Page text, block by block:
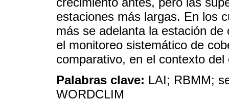
estaciones más largas. En los
más se adelanta la estación
el monitoreo sistemático de
comparativo, en el contexto
Palabras clave: LAI; RBMM;
WORDCLIM